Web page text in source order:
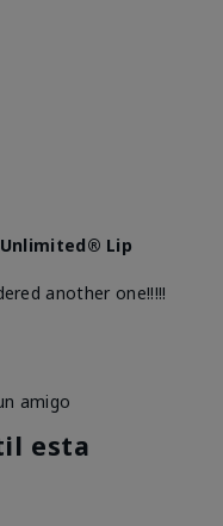
Lip
another one!!!!!
amigo
esta